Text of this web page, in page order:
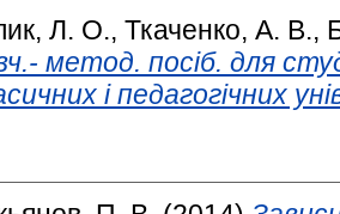
Л. О., Ткаченко, А. В.,
метод. посіб. для
і педагогічних